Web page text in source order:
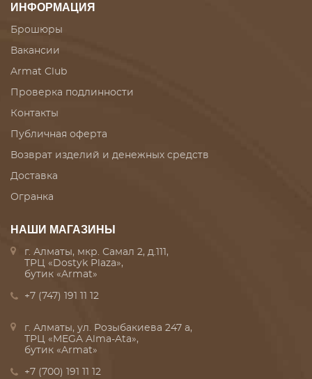
ИНФОРМАЦИЯ
Брошюры
Вакансии
Armat Club
Проверка подлинности
Контакты
Публичная оферта
Возврат изделий и денежных средств
Доставка
Огранка
НАШИ МАГАЗИНЫ
г. Алматы, мкр. Самал 2, д.111,
ТРЦ «Dostyk Plaza»,
бутик «Armat»
+7 (747) 191 11 12
г. Алматы, ул. Розыбакиева 247 а,
ТРЦ «MEGA Alma-Ata»,
бутик «Armat»
+7 (700) 191 11 12